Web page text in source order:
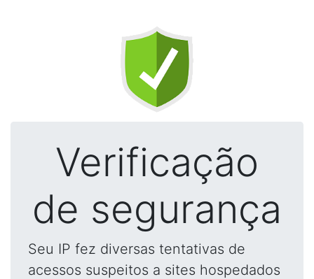
Verificação
de segurança
Seu IP fez diversas tentativas de
acessos suspeitos a sites hospedados